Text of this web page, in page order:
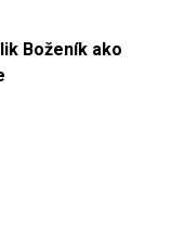
Boženík ako